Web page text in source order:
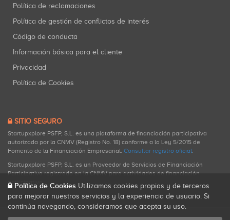
Política de reclamaciones
Política de gestión de conflictos de interés
Código de conducta
Información básica para el cliente
Privacidad
Política de Cookies
SITIO SEGURO
Startupxplore PSFP, S.L. es una plataforma de financiación participativa
autorizada por la CNMV (Registro No. 18) conforme a la Ley 5/2015 de
Fomento de la Financiación Empresarial. Consultar registro oficial.
Startupxplore PSFP, S.L. es un Proveedor de Servicios de Financiación
Participativa registrado en la CNMV para actividades de financiación
participativa.
Política de Cookies Utilizamos cookies propias y de terceros
para mejorar nuestros servicios y la experiencia de usuario. Si
continúa navegando, consideramos que acepta su uso.